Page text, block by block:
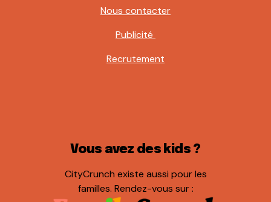
Nous contacter
Publicité
Recrutement
Vous avez des kids ?
CityCrunch existe aussi pour les
familles. Rendez-vous sur :